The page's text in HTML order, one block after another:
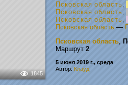
1845
Псковская область,
Псковская область,
Псковская область,
Псковская область —
Псковская область,
Маршрут 2
5 июня 2019 г., среда
Автор: Клауд